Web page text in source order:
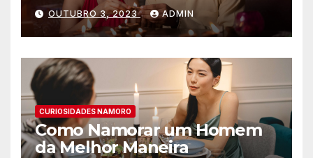
OUTUBRO 3, 2023 ADMIN
CURIOSIDADES NAMORO
Como Namorar um Homem
da Melhor Maneira